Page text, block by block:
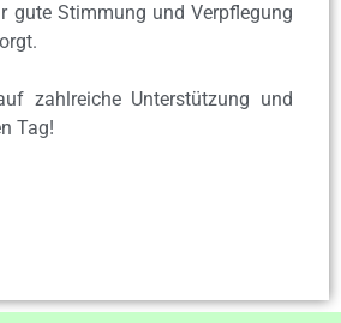
gute Stimmung und Verpflegung
zahlreiche Unterstützung und
Tag!